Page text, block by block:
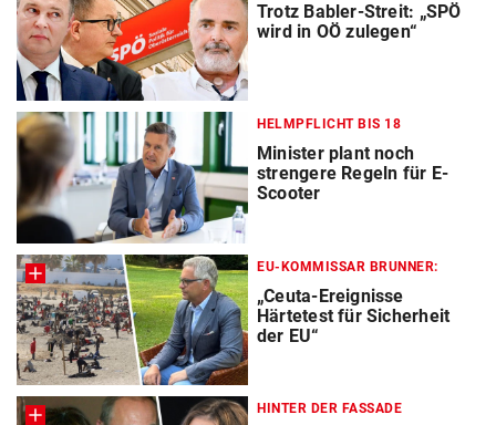
Trotz Babler-Streit: „SPÖ
wird in OÖ zulegen“
HELMPFLICHT BIS 18
Minister plant noch
strengere Regeln für E-
Scooter
EU-KOMMISSAR BRUNNER:
„Ceuta-Ereignisse
Härtetest für Sicherheit
der EU“
HINTER DER FASSADE